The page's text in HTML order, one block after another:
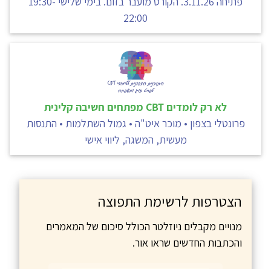
22:00
לא רק לומדים CBT מפתחים חשיבה קלינית
פרונטלי בצפון • מוכר איט"ה • גמול השתלמות • התנסות
מעשית, המשגה, ליווי אישי
הצטרפות לרשימת התפוצה
מנויים מקבלים ניוזלטר הכולל סיכום של המאמרים
והכתבות החדשים שראו אור.